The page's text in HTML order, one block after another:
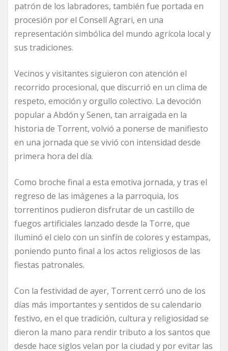
patrón de los labradores, también fue portada en
procesión por el Consell Agrari, en una
representación simbólica del mundo agrícola local y
sus tradiciones.
Vecinos y visitantes siguieron con atención el
recorrido procesional, que discurrió en un clima de
respeto, emoción y orgullo colectivo. La devoción
popular a Abdón y Senen, tan arraigada en la
historia de Torrent, volvió a ponerse de manifiesto
en una jornada que se vivió con intensidad desde
primera hora del día.
Como broche final a esta emotiva jornada, y tras el
regreso de las imágenes a la parroquia, los
torrentinos pudieron disfrutar de un castillo de
fuegos artificiales lanzado desde la Torre, que
iluminó el cielo con un sinfín de colores y estampas,
poniendo punto final a los actos religiosos de las
fiestas patronales.
Con la festividad de ayer, Torrent cerró uno de los
días más importantes y sentidos de su calendario
festivo, en el que tradición, cultura y religiosidad se
dieron la mano para rendir tributo a los santos que
desde hace siglos velan por la ciudad y por evitar las